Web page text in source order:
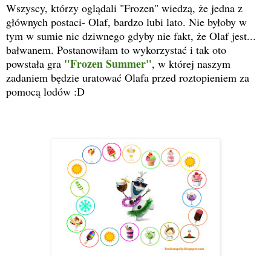
Wszyscy, którzy oglądali "Frozen" wiedzą, że jedna z
głównych postaci- Olaf, bardzo lubi lato. Nie byłoby w
tym w sumie nic dziwnego gdyby nie fakt, że Olaf jest...
bałwanem. Postanowiłam to wykorzystać i tak oto
powstała gra "Frozen Summer", w której naszym
zadaniem będzie uratować Olafa przed roztopieniem za
pomocą lodów :D